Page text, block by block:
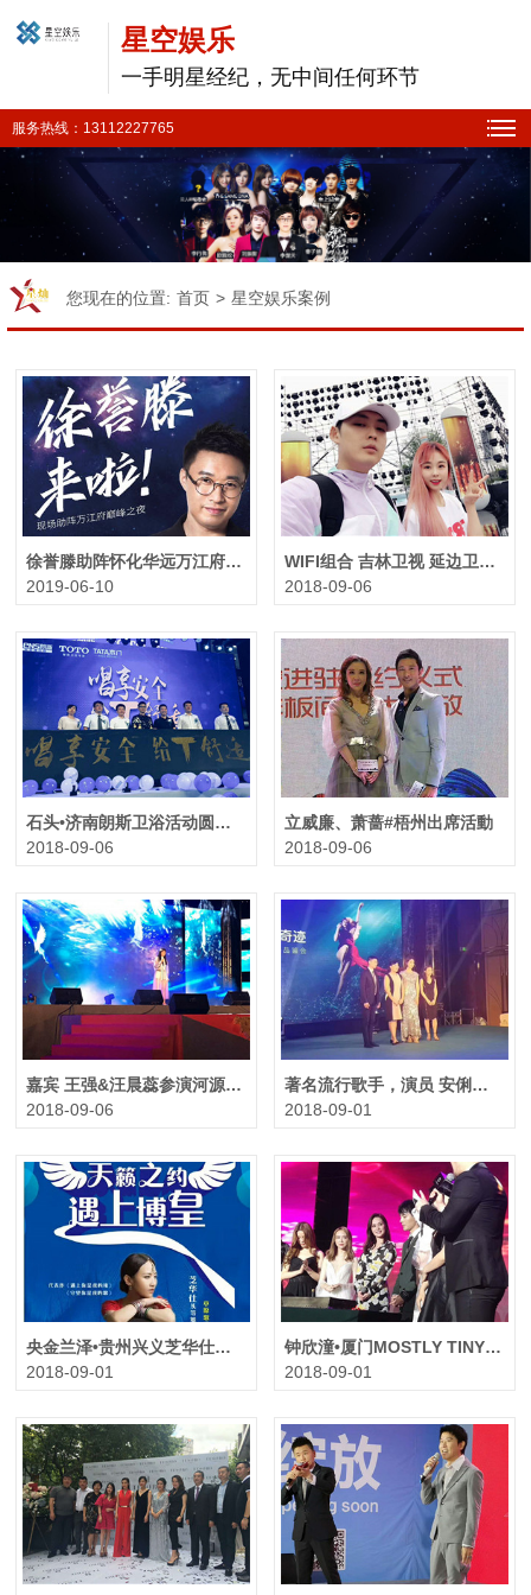
星空娱乐
一手明星经纪，无中间任何环节
服务热线：13112227765
您现在的位置: 首页 > 星空娱乐案例
徐誉滕助阵怀化华远万江府圆满成功！
2019-06-10
WIFI组合 吉林卫视 延边卫视 《图们江文化旅游节》 走台完毕
2018-09-06
石头•济南朗斯卫浴活动圆满收工
2018-09-06
立威廉、萧蔷#梧州出席活動
2018-09-06
嘉宾 王强&汪晨蕊参演河源“不忘初心，携手同行” 和平慰问演出圆满结束
2018-09-06
著名流行歌手，演员 安俐娜 出席成都西婵医美首发品鉴会活动
2018-09-01
央金兰泽•贵州兴义芝华仕新品发布会圆满收工
2018-09-01
钟欣潼•厦门MOSTLY TINY 2周年庆典暨（TiDe）浪潮之夜
2018-09-01